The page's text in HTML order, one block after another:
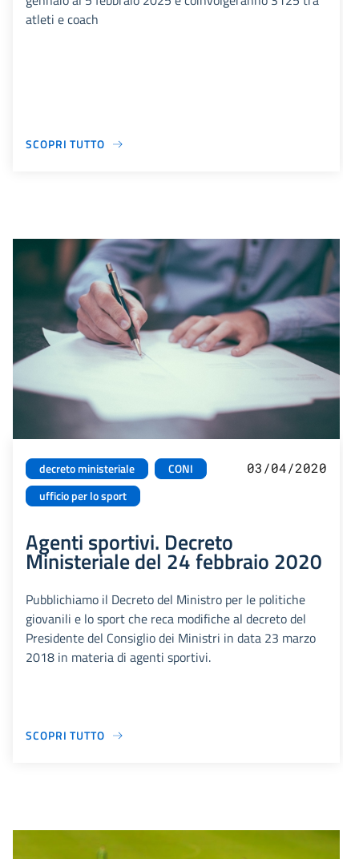
atleti e coach
SCOPRI TUTTO
decreto ministeriale
CONI
ufficio per lo sport
03/04/2020
Agenti sportivi. Decreto
Ministeriale del 24 febbraio 2020
Pubblichiamo il Decreto del Ministro per le politiche
giovanili e lo sport che reca modifiche al decreto del
Presidente del Consiglio dei Ministri in data 23 marzo
2018 in materia di agenti sportivi.
SCOPRI TUTTO